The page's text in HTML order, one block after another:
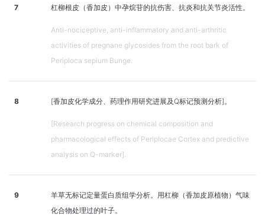
7 杠柳根皮（香加皮）中孕烷苷的抗伤害、抗炎和抗关节炎活性。
Anti-nociceptive, anti-inflammatory and anti-arthritic
activities of pregnane glycosides from the root bark of
Periploca sepium Bunge.
8 [香加皮化学成分、药理作用研究进展及Q标记预测分析]。
[Research progress on chemical composition and
pharmacological effects of Periplocae Cortex and predictive
analysis on Q-marker].
9
羊草无标记定量蛋白质组学分析。用杠柳（香加皮原植物）气味
化合物处理过的叶子。